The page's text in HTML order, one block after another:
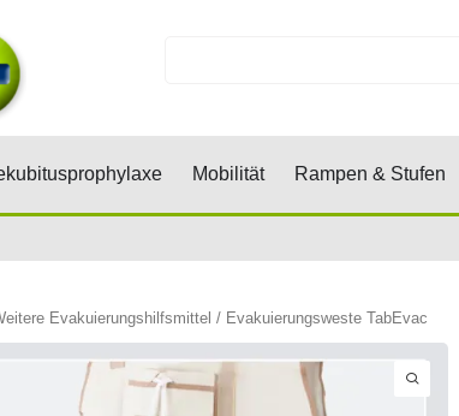
Kissen, Keile, RollenÖffne Dekubitusprophylaxe
Mobilität Öffne Mobilität
Rampen & Stufen
Evakuierungshilfsmittel / Evakuierungsweste TabEvac